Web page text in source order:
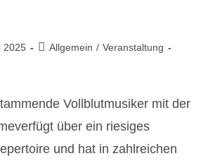
2025 Allgemein / Veranstaltung
Vollblutmusiker mit der
über ein riesiges
und hat in zahlreichen